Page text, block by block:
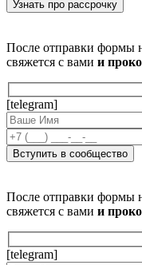
После отправки формы
свяжется с вами и
[telegram]
После отправки формы
свяжется с вами и
[telegram]